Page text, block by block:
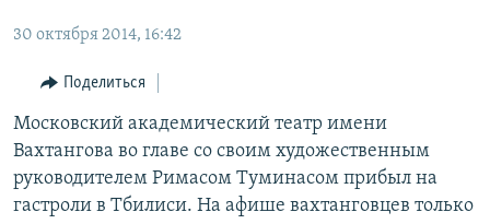
главной
навигации
Вернутся
поиску
ТАДЖИКИСТАН
ҚАЗАҚША
КЫРГЫЗЧА
ЎЗБЕКЧА
TÜRKMENÇE
Все сайты РСЕ/РС
30 октября 2014, 16:42
Поделиться
Московский академический театр имени
Вахтангова во главе со своим художественным
руководителем Римасом Туминасом прибыл на
гастроли в Тбилиси. На афише вахтанговцев только